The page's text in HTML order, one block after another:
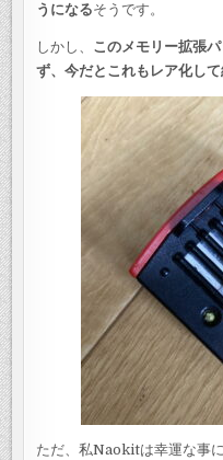
うになるそうです。
しかし、 このメモリー拡張
ず、今だとこれもレア化し
ただ、私Naokitは幸運な事